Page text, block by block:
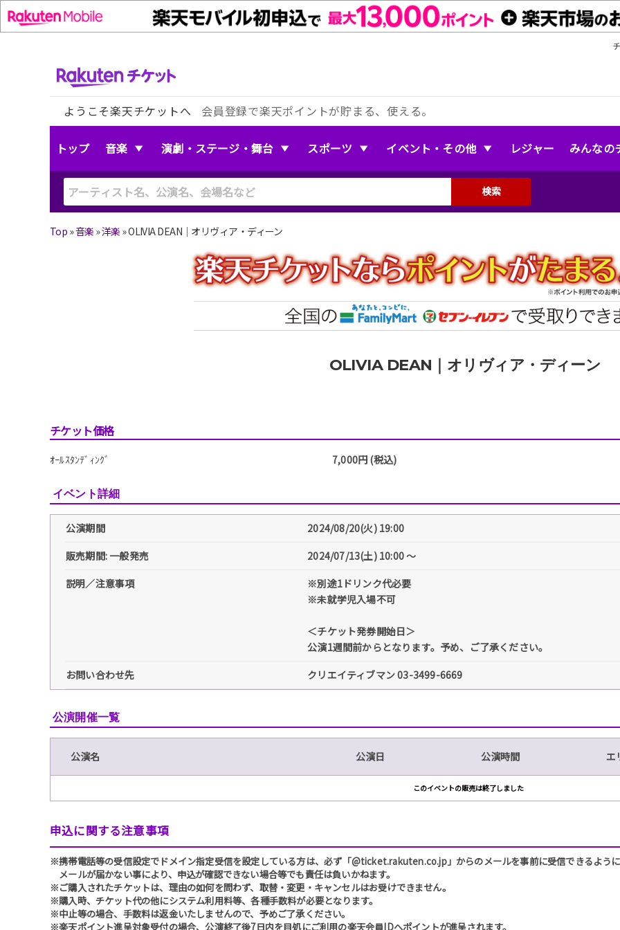
ようこそ楽天チケットへ 会員登録で楽天ポイントが貯まる、使える。
トップ 音楽 演劇・ステージ・舞台 スポーツ イベント・その他 レジャー みんなの
検索
Top »音楽 »洋楽 »OLIVIA DEAN｜オリヴィア・ディーン
OLIVIA DEAN｜オリヴィア・ディーン
チケット価格
ｵｰﾙｽﾀﾝﾃﾞｨﾝｸﾞ 7,000円 (税込)
イベント詳細
公演期間
2024/08/20(火) 19:00
販売期間: 一般発売
2024/07/13(土) 10:00 〜
説明／注意事項
※別途1ドリンク代必要
※未就学児入場不可
＜チケット発券開始日＞
公演1週間前からとなります。予め、ご了承ください。
お問い合わせ先
クリエイティブマン 03-3499-6669
公演開催一覧
公演名 公演日 公演時間 エ
このイベントの販売は終了しました
申込に関する注意事項
※携帯電話等の受信設定でドメイン指定受信を設定している方は、必ず「@ticket.rakuten.co.jp」からのメールを事前に受信できるように
メールが届かない事により、申込が確認できない場合等でも責任は負いかねます。
※ご購入されたチケットは、理由の如何を問わず、取替・変更・キャンセルはお受けできません。
※購入時、チケット代の他にシステム利用料等、各種手数料が必要となります。
※中止等の場合、手数料は返金いたしませんので、予めご了承ください。
※楽天ポイント進呈対象受付の場合、公演終了後7日内を目処にご利用の楽天会員IDへポイントが進呈されます。